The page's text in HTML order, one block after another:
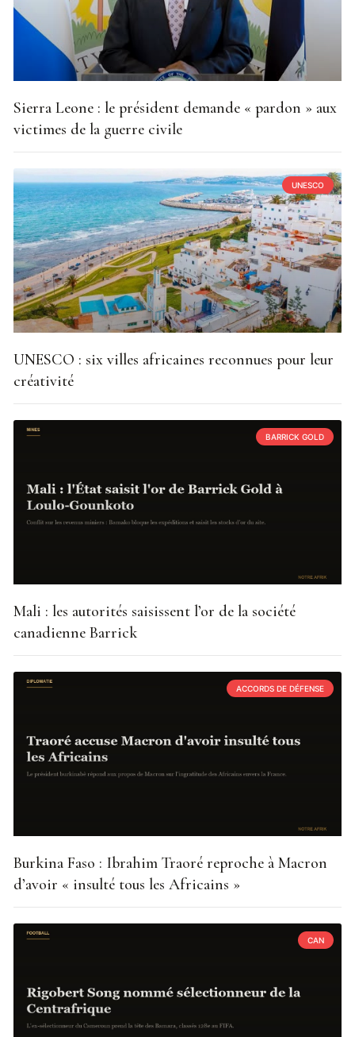
Sierra Leone : le président demande « pardon » aux
victimes de la guerre civile
UNESCO
UNESCO : six villes africaines reconnues pour leur
créativité
BARRICK GOLD
Mali : les autorités saisissent l’or de la société
canadienne Barrick
ACCORDS DE DÉFENSE
Burkina Faso : Ibrahim Traoré reproche à Macron
d’avoir « insulté tous les Africains »
CAN